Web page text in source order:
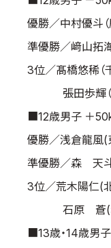
優勝／中村優斗
準優勝／﨑山拓
3位／髙橋悠稀（
張田歩輝（
■12歳男子 ＋
優勝／浅倉龍風
準優勝／森 天
3位／荒木陽仁(
石原 蒼(名
■13歳・14歳男